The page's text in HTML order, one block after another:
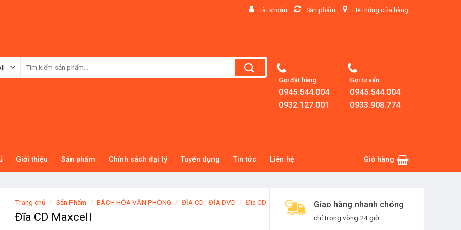
Tài khoản Sản phẩm Hệ thống cửa hàng
Gọi đặt hàng
0945.544.004
0932.127.001
Gọi tư vấn
0945.544.004
0933.908.774
Giới thiệu Sản phẩm Chính sách đại lý Tuyển dụng Tin tức Liên hệ Giỏ hàng
Giao hàng nhanh chóng
chỉ trong vòng 24 giờ
Trang chủ / Sản Phẩm / BÁCH HÓA VĂN PHÒNG / ĐĨA CD - ĐĨA DVD / Đĩa CD
Đĩa CD Maxcell